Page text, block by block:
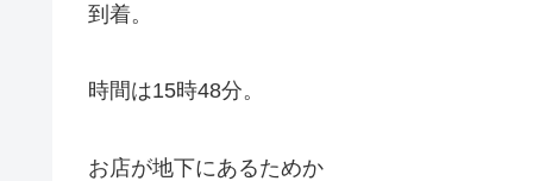
到着。
時間は15時48分。
お店が地下にあるためか